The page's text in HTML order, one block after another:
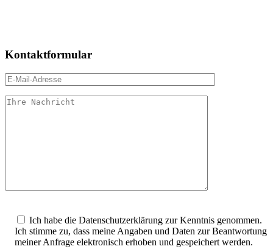
Kontaktformular
lasse
dieses
Feld
Ich habe die Datenschutzerklärung zur Kenntnis genommen.
Ich stimme zu, dass meine Angaben und Daten zur Beantwortung
meiner Anfrage elektronisch erhoben und gespeichert werden.